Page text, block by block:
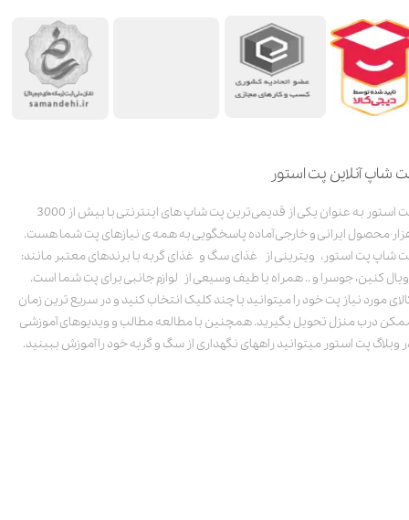
شاپ آنلاین پت استور
پت استور به عنوان یکی از قدیمی‌ترین پت شاپ های اینترنتی با بیش از 3000
محصول ایرانی و خارجی آماده پاسخگویی به همه ی نیازهای پت شما هست.
شاپ پت استور، ویترینی از غذای سگ و غذای گربه با برندهای معتبر مانند:
کنین، جوسرا و .. همراه با طیف وسیعی از لوازم جانبی برای پت شما است.
مورد نیاز پت خود را میتوانید با چند کلیک انتخاب کنید و در سریع ترین زمان
درب منزل تحویل بگیرید. همچنین با مطالعه مطالب و ویدیوهای آموزشی
وبلاگ پت استور میتوانید راههای نگهداری از سگ و گربه خود را آموزش ببینید.